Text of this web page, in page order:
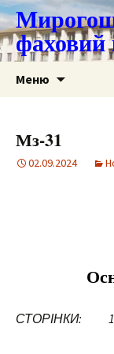
Меню
Мз-31
02.09.2024
СТОРІНКИ: 1